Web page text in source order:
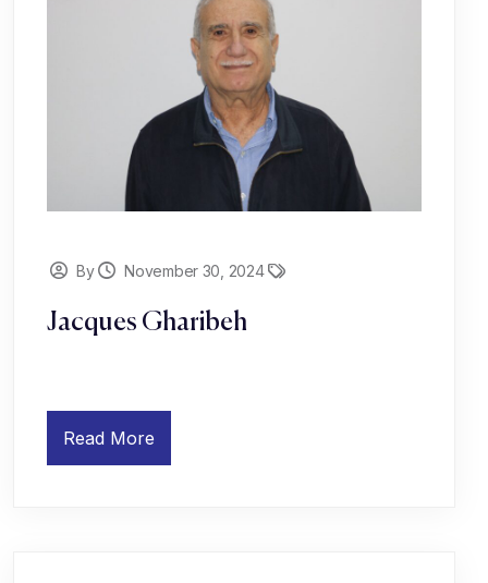
By November 30, 2024
Jacques Gharibeh
Read More